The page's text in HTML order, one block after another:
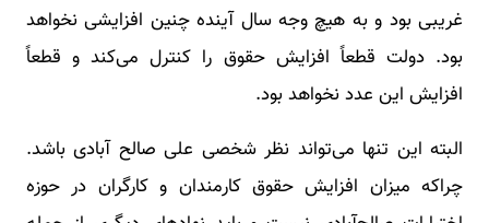
غریبی بود و به هیچ وجه سال آینده چنین افزایشی نخواهد
بود. دولت قطعاً افزایش حقوق را کنترل می‌کند و قطعاً
افزایش این عدد نخواهد بود.
البته این تنها می‌تواند نظر شخصی علی صالح ‌آبادی باشد.
چراکه میزان افزایش حقوق کارمندان و کارگران در حوزه